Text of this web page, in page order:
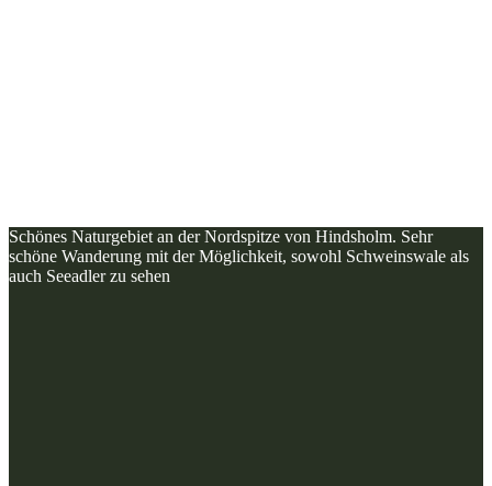
Schönes Naturgebiet an der Nordspitze von Hindsholm. Sehr
schöne Wanderung mit der Möglichkeit, sowohl Schweinswale als
auch Seeadler zu sehen